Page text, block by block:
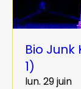
Bio Junk
1)
lun. 29 juin